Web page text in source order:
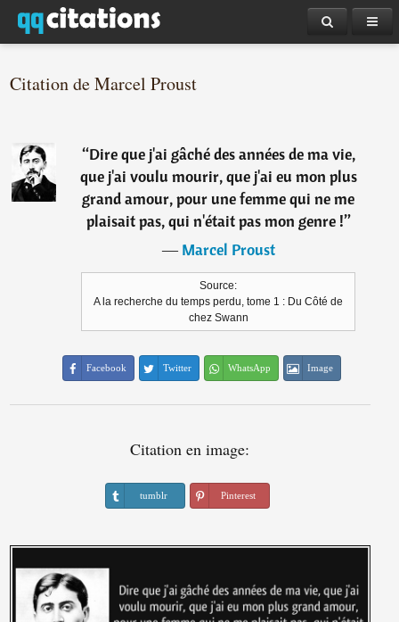
Citation de Marcel Proust
“Dire que j'ai gâché des années de ma vie,
que j'ai voulu mourir, que j'ai eu mon plus
grand amour, pour une femme qui ne me
plaisait pas, qui n'était pas mon genre !”
―Marcel Proust
Source:
A la recherche du temps perdu, tome 1 : Du Côté de
chez Swann
Facebook Twitter WhatsApp Image
Citation en image:
tumblr Pinterest